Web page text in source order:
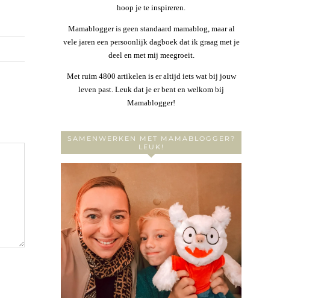
hoop je te inspireren.
Mamablogger is geen standaard mamablog, maar al
vele jaren een persoonlijk dagboek dat ik graag met je
deel en met mij meegroeit.
Met ruim 4800 artikelen is er altijd iets wat bij jouw
leven past. Leuk dat je er bent en welkom bij
Mamablogger!
SAMENWERKEN MET MAMABLOGGER?
LEUK!